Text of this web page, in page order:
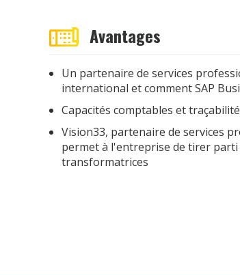
Avantages
Un partenaire de services
international et comment SAP
Capacités comptables et
Vision33, partenaire de services
permet à l'entreprise de tirer
transformatrices